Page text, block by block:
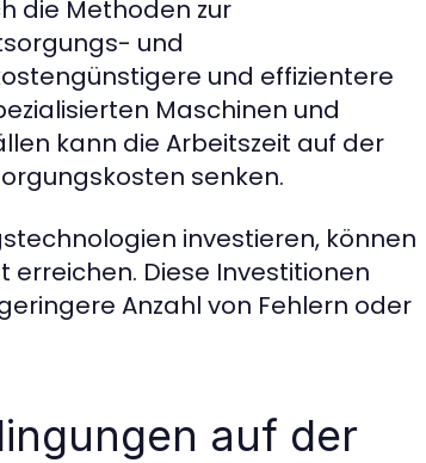
die Methoden zur
und
und effizientere
Maschinen und
kann die Arbeitszeit auf der
senken.
investieren, können
erreichen. Diese Investitionen
Anzahl von Fehlern oder
auf der